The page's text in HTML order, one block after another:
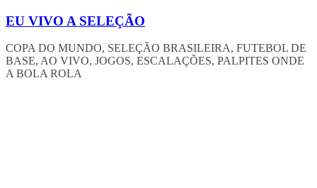
Pular
o
conteúdo
EU VIVO A SELEÇÃO
COPA DO MUNDO, SELEÇÃO BRASILEIRA, FUTEBOL DE
BASE, AO VIVO, JOGOS, ESCALAÇÕES, PALPITES ONDE
A BOLA ROLA